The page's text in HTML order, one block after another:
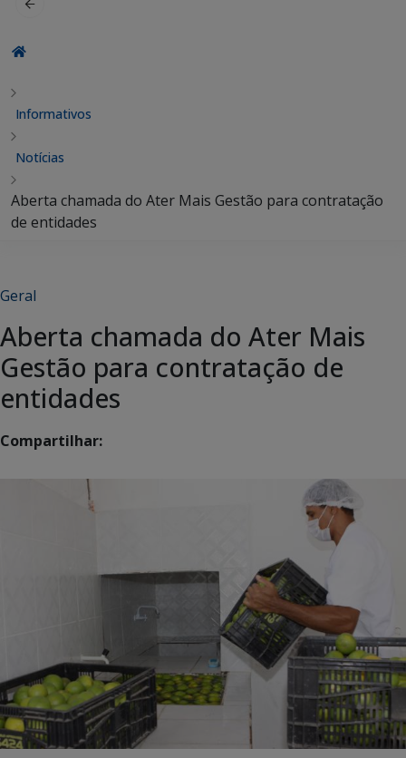
Informativos
Notícias
Aberta chamada do Ater Mais Gestão para contratação
de entidades
Geral
Aberta chamada do Ater Mais
Gestão para contratação de
entidades
Compartilhar: